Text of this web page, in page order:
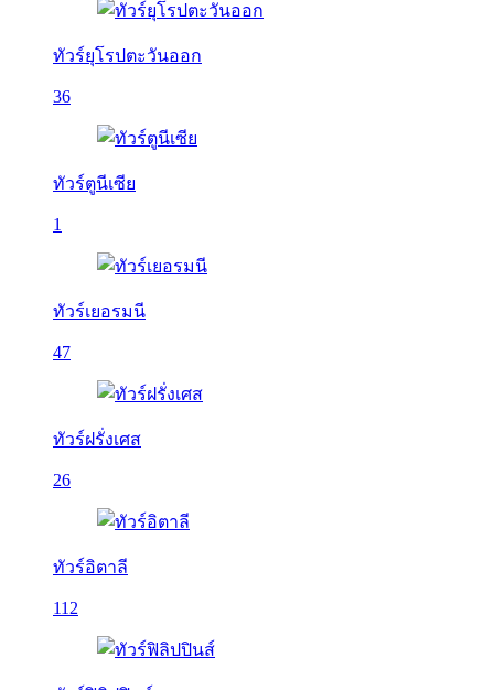
ทัวร์ยุโรปตะวันออก
36
ทัวร์ตูนีเซีย
1
ทัวร์เยอรมนี
47
ทัวร์ฝรั่งเศส
26
ทัวร์อิตาลี
112